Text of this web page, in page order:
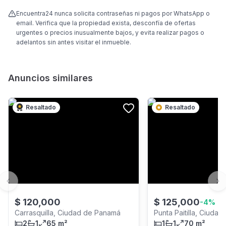
Encuentra24 nunca solicita contraseñas ni pagos por WhatsApp o
email. Verifica que la propiedad exista, desconfía de ofertas
urgentes o precios inusualmente bajos, y evita realizar pagos o
adelantos sin antes visitar el inmueble.
Anuncios similares
Resaltado
$ 120,000
Carrasquilla, Ciudad de Panamá
2
1 65 m²
Resaltado
$ 125,000-4%
Punta Paitilla, Ciudad
1
1 70 m²
Previous slide